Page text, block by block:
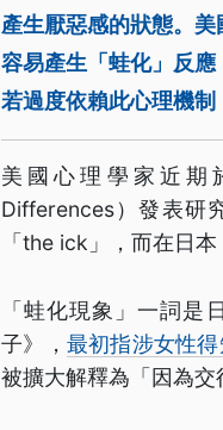
產生厭惡感的狀態。
容易產生「蛙化」反應
若過度依賴此心理機制
美國心理學家近期
Differences）發表研
「the ick」，而在日
「蛙化現象」一詞
子》， 最初指涉女性
被擴大解釋為「因為交